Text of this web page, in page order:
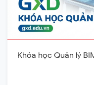
Khóa học Quản lý